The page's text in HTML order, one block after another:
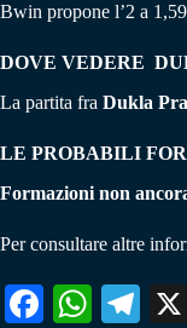
Bwin propone l’2 a
DOVE VEDERE
La partita fra Dukla
LE PROBABILI
Formazioni non
Per consultare altre
Fa W
Te